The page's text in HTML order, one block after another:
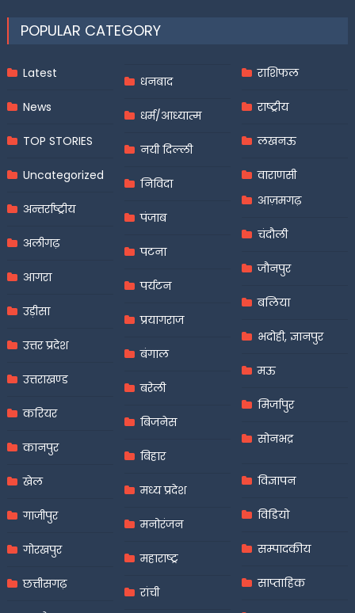
POPULAR CATEGORY
Latest
News
TOP STORIES
Uncategorized
अन्तर्राष्ट्रीय
अलीगढ़
आगरा
उड़ीसा
उत्तर प्रदेश
उत्तराखण्ड
करियर
कानपुर
खेल
गाजीपुर
गोरखपुर
छत्तीसगढ़
धनबाद
धर्म/आध्यात्म
नयी दिल्ली
निविदा
पंजाब
पटना
पर्यटन
प्रयागराज
बंगाल
बरेली
बिजनेस
बिहार
मध्य प्रदेश
मनोरंजन
महाराष्ट्र
रांची
राशिफल
राष्ट्रीय
लखनऊ
वाराणसी
आज़मगढ़
चंदौली
जौनपुर
बलिया
भदोही, ज्ञानपुर
मऊ
मिर्जापुर
सोनभद्र
विज्ञापन
विडियो
सम्पादकीय
साप्ताहिक